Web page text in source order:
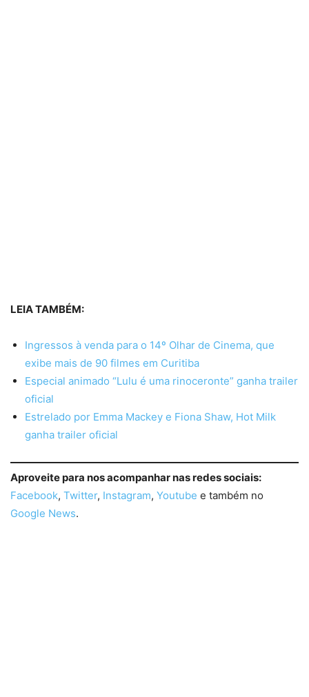
LEIA TAMBÉM:
Ingressos à venda para o 14º Olhar de Cinema, que
exibe mais de 90 filmes em Curitiba
Especial animado “Lulu é uma rinoceronte” ganha trailer
oficial
Estrelado por Emma Mackey e Fiona Shaw, Hot Milk
ganha trailer oficial
Aproveite para nos acompanhar nas redes sociais:
Facebook, Twitter, Instagram, Youtube e também no
Google News.